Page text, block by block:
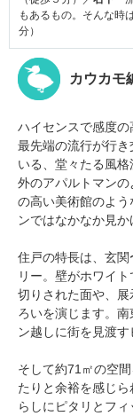
もあるもの。そんな時
分）
カウカモ
ハイセンスで感度の
最先端の流行が行
いる、堂々たる風
外のアパルトマン
の高い美術館のよ
ンではなかなか見か
住戸の特長は、玄
リー。壁がホワイ
切りされた面や、
ろいを演じます。
ン越しに街を見渡す
そして約71㎡の空
たりと余裕を感じ
らしにピタリとフ